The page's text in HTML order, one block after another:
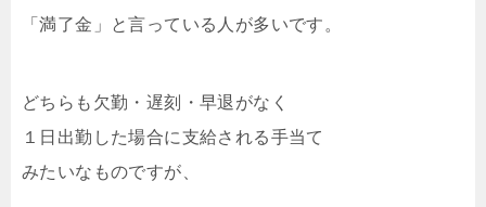
「満了金」と言っている人が多いです。
どちらも欠勤・遅刻・早退がなく
１日出勤した場合に支給される手当て
みたいなものですが、